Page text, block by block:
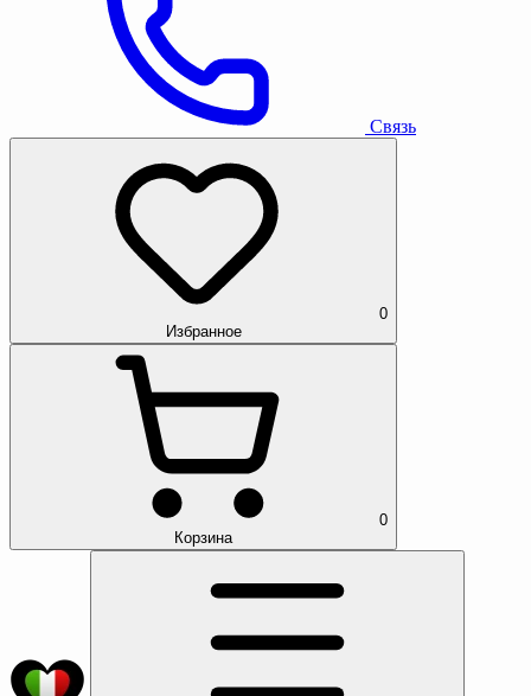
Связь
0
Избранное
0
Корзина